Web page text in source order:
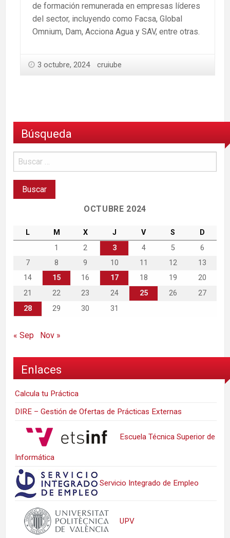
de formación remunerada en empresas líderes
del sector, incluyendo como Facsa, Global
Omnium, Dam, Acciona Agua y SAV, entre otras.
3 octubre, 2024 cruiube
Búsqueda
OCTUBRE 2024
L M X J V S
D
1
2 3 4 5
6
7
8 9 10 11 12
13
14
15 16 17 18 19
20
21
22 23 24 25 26
27
28
29 30 31
« Sep Nov »
Enlaces
Calcula tu Práctica
DIRE – Gestión de Ofertas de Prácticas Externas
Escuela Técnica Superior de
Informática
Servicio Integrado de Empleo
UPV